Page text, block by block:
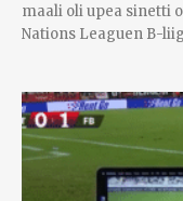
maali oli upea sinetti
Nations Leaguen B-